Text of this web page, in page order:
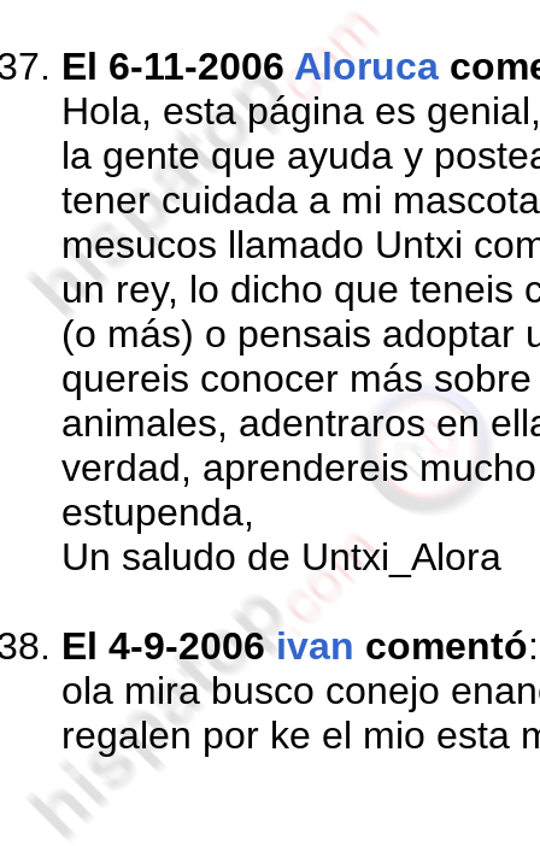
El 6-11-2006 Aloruca
Hola, esta página es
la gente que ayuda y
tener cuidada a mi
mesucos llamado Untxi
un rey, lo dicho que teneis
(o más) o pensais adoptar
quereis conocer más
animales, adentraros en
verdad, aprendereis
estupenda,
Un saludo de Untxi_Alora
El 4-9-2006ivan comentó:
ola mira busco conejo
regalen por ke el mio esta